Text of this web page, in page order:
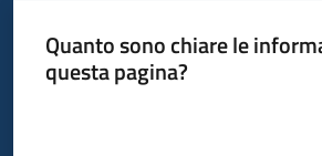
locali
Quanto sono chiare le
questa pagina?